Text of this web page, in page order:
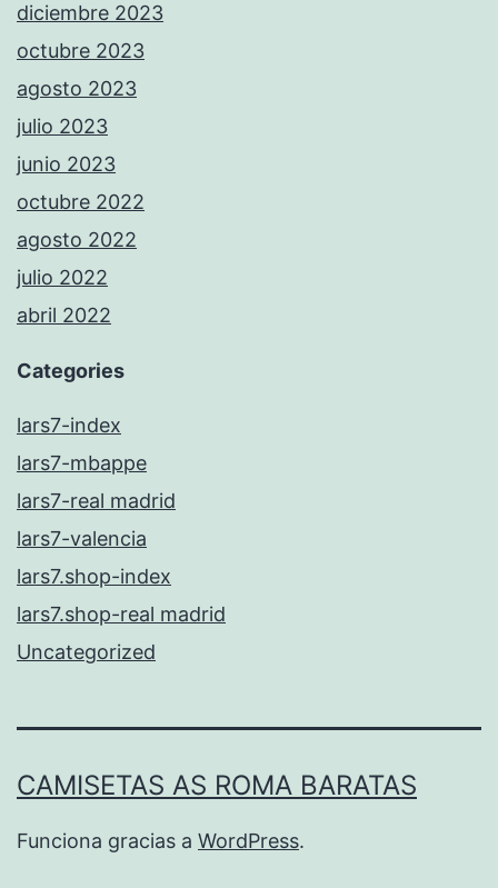
diciembre 2023
octubre 2023
agosto 2023
julio 2023
junio 2023
octubre 2022
agosto 2022
julio 2022
abril 2022
Categories
lars7-index
lars7-mbappe
lars7-real madrid
lars7-valencia
lars7.shop-index
lars7.shop-real madrid
Uncategorized
CAMISETAS AS ROMA BARATAS
Funciona gracias a WordPress.